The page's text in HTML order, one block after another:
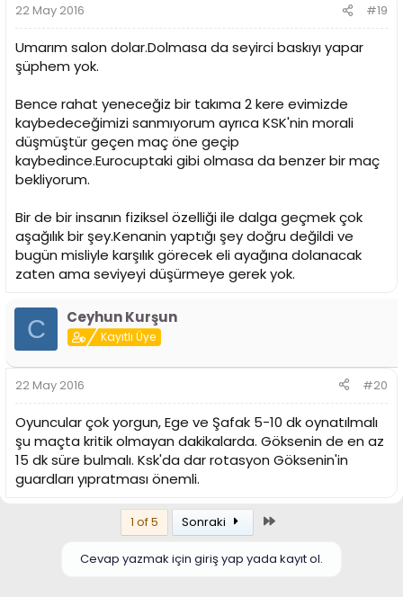
22 May 2016 #19
Umarım salon dolar.Dolmasa da seyirci baskıyı yapar
şüphem yok.
Bence rahat yeneceğiz bir takıma 2 kere evimizde
kaybedeceğimizi sanmıyorum ayrıca KSK'nin morali
düşmüştür geçen maç öne geçip
kaybedince.Eurocuptaki gibi olmasa da benzer bir maç
bekliyorum.
Bir de bir insanın fiziksel özelliği ile dalga geçmek çok
aşağılık bir şey.Kenanin yaptığı şey doğru değildi ve
bugün misliyle karşılık görecek eli ayağına dolanacak
zaten ama seviyeyi düşürmeye gerek yok.
C Ceyhun Kurşun
Kayıtlı Üye
22 May 2016 #20
Oyuncular çok yorgun, Ege ve Şafak 5-10 dk oynatılmalı
şu maçta kritik olmayan dakikalarda. Göksenin de en az
15 dk süre bulmalı. Ksk'da dar rotasyon Göksenin'in
guardları yıpratması önemli.
1 of 5 Sonraki
Cevap yazmak için giriş yap yada kayıt ol.